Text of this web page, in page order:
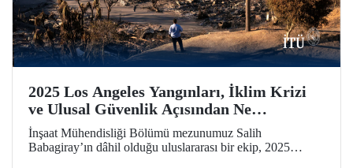
2025 Los Angeles Yangınları, İklim Krizi
ve Ulusal Güvenlik Açısından Ne
Anlatıyor?
İnşaat Mühendisliği Bölümü mezunumuz Salih
Babagiray’ın dâhil olduğu uluslararası bir ekip, 2025